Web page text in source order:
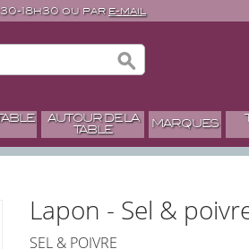
18h30 ou par e-mail
AUTOUR DE LA
TABLE
MARQUES
Lapon - Sel &
SEL & POIVRE